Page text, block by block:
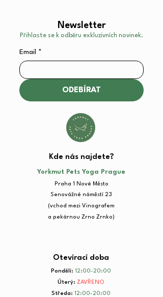
Newsletter
Přihlaste se k odběru exkluzivních novinek.
Email *
ODEBÍRAT
Kde nás najdete?​
Yorkmut Pets Yoga Prague
Praha 1 Nové Město
Senovážné náměstí 23​
(vchod mezi Vinografem
a pekárnou Zrno Zrnko)
Otevírací doba
Pondělí: 12:00-20:00
Úterý: ZAVŘENO
Středa: 12:00-20:00